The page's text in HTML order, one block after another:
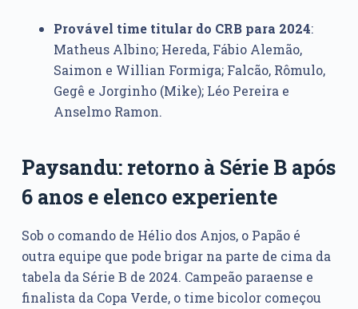
Provável time titular do CRB para 2024:
Matheus Albino; Hereda, Fábio Alemão,
Saimon e Willian Formiga; Falcão, Rômulo,
Gegê e Jorginho (Mike); Léo Pereira e
Anselmo Ramon.
Paysandu: retorno à Série B após
6 anos e elenco experiente
Sob o comando de Hélio dos Anjos, o Papão é
outra equipe que pode brigar na parte de cima da
tabela da Série B de 2024. Campeão paraense e
finalista da Copa Verde, o time bicolor começou